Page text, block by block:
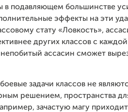
в подавляющем большинстве
эффекты на эти
стату «Ловкость»,
других классов с
ассасин сможет
задачи классов не
решением, пространства
зачастую магу